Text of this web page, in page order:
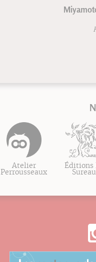
Miyamoto Musashi -
Atelier
Perrousseaux
Éditions
Sureau